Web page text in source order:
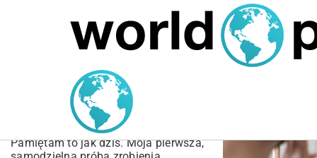
MARIUSZ ŁAMAGA 04.10.2025
Przepis na Strogonowa
Składniki – Jak Zrobić
Idealny Sos?
Pamiętam to jak dziś. Moja pierwsza,